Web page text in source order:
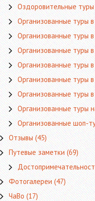
Оздоровительные туры
Организованные туры
Организованные туры
Организованные туры
Организованные туры
Организованные туры
Организованные туры
Организованные туры
Организованные шоп-
Отзывы(45)
Путевые заметки(69)
Фотогалереи(47)
ЧаВо(17)